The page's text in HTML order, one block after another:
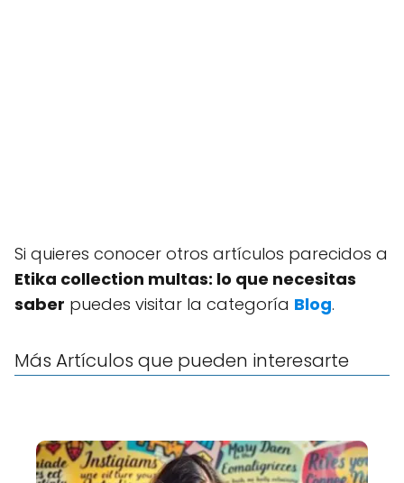
Si quieres conocer otros artículos parecidos a
Etika collection multas: lo que necesitas
saber puedes visitar la categoría Blog.
Más Artículos que pueden interesarte